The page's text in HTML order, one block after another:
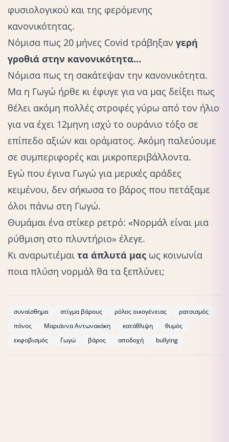
φυσιολογικού και της φερόμενης
κανονικότητας.
Νόμισα πως 20 μήνες Covid τράβηξαν γερή
γροθιά στην κανονικότητα…
Νόμισα πως τη σακάτεψαν την κανονικότητα.
Μα η Γωγώ ήρθε κι έφυγε για να μας δείξει πως
θέλει ακόμη πολλές στροφές γύρω από τον ήλιο
για να έχει 12μηνη ισχύ το ουράνιο τόξο σε
επίπεδο αξιών και οράματος. Ακόμη παλεύουμε
σε συμπεριφορές και μικροπεριβάλλοντα.
Εγώ που έγινα Γωγώ για μερικές αράδες
κειμένου, δεν σήκωσα το βάρος που πετάξαμε
όλοι πάνω στη Γωγώ.
Θυμάμαι ένα στίκερ ρετρό: «Νορμάλ είναι μια
ρύθμιση στο πλυντήριο» έλεγε.
Κι αναρωτιέμαι τα άπλυτά μας ως κοινωνία
ποια πλύση νορμάλ θα τα ξεπλύνει;
συναίσθημα στίγμα βάρους ρόλος οικογένειας
ρατσισμός
πόνος
Μαριάννα Αντωνακάκη κατάθλιψη
θυμός
εκφοβισμός
Γωγώ βάρος αποδοχή bullying